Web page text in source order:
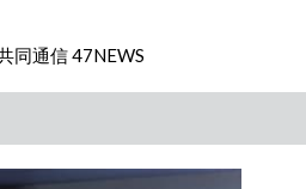
同通信 47NEWS